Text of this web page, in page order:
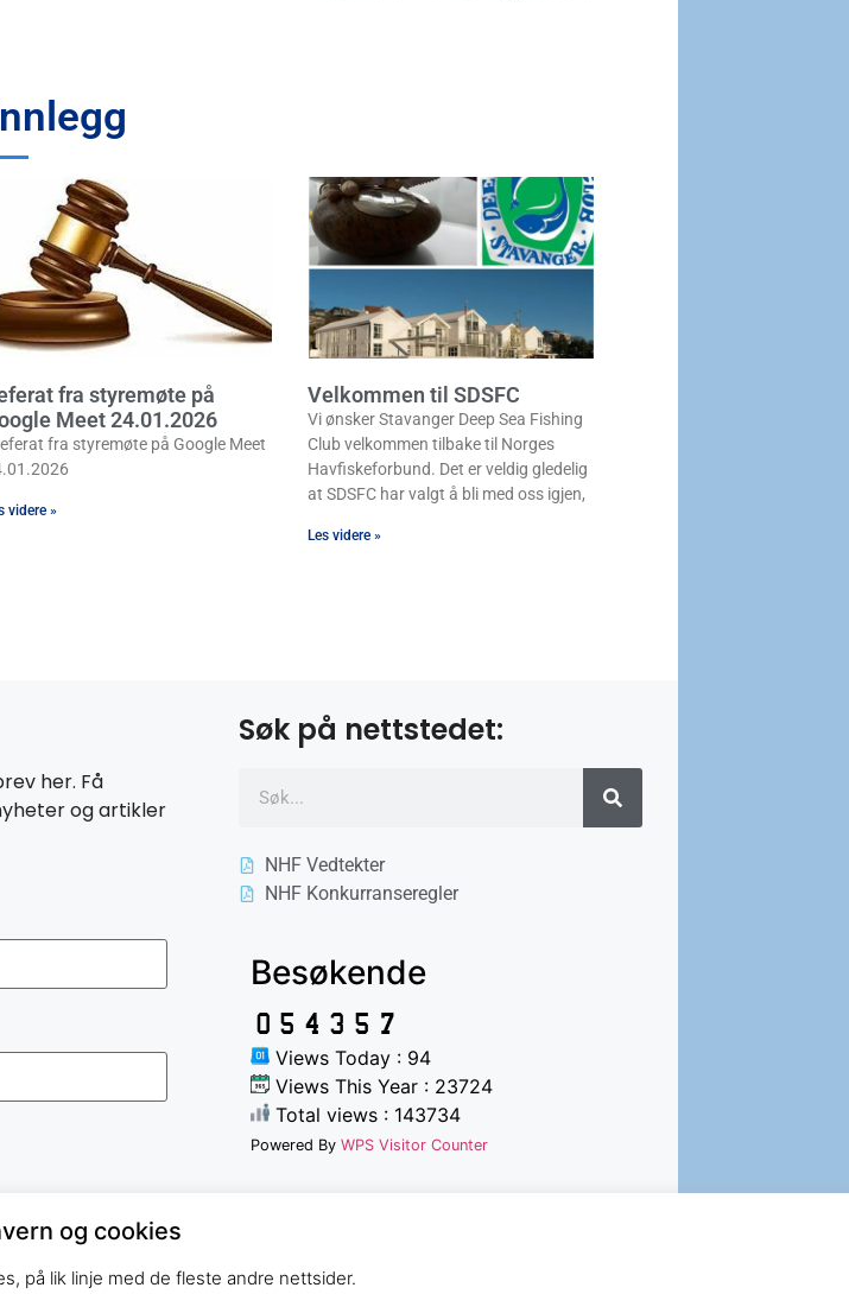
fra styremøte på
Meet 24.01.2026
fra styremøte på Google Meet
videre »
Velkommen til SDSFC
Vi ønsker Stavanger Deep Sea Fishing
Club velkommen tilbake til Norges
Havfiskeforbund. Det er veldig gledelig
at SDSFC har valgt å bli med oss igjen,
Les videre »
her. Få
og artikler
Søk på nettstedet:
NHF Vedtekter
NHF Konkurranseregler
Besøkende
Views Today : 94
Views This Year : 23724
Total views : 143734
Powered By WPS Visitor Counter
og cookies
på lik linje med de fleste andre nettsider.